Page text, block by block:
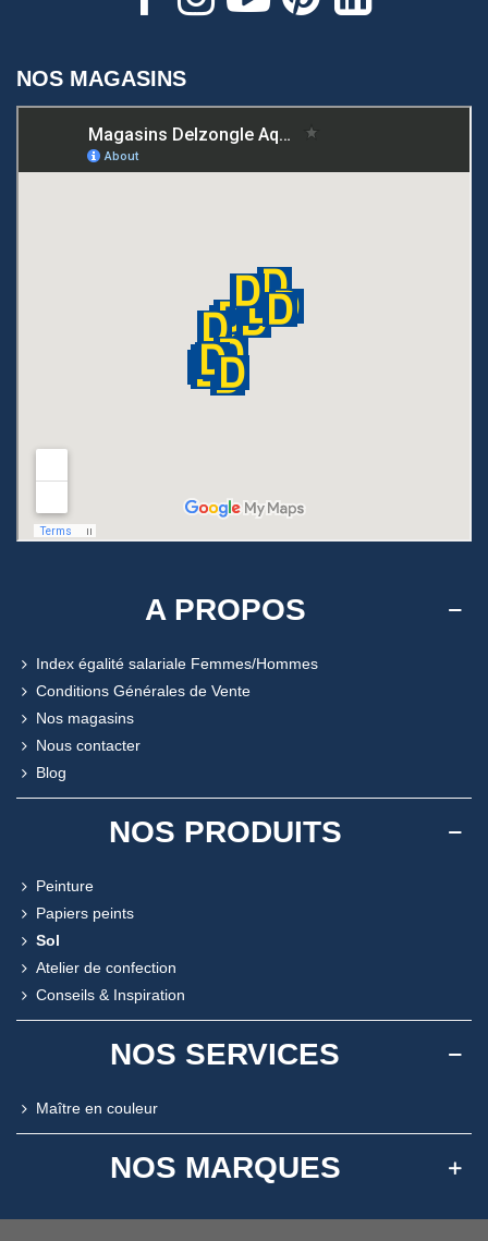
NOS MAGASINS
A PROPOS
Index égalité salariale Femmes/Hommes
Conditions Générales de Vente
Nos magasins
Nous contacter
Blog
NOS PRODUITS
Peinture
Papiers peints
Sol
Atelier de confection
Conseils & Inspiration
NOS SERVICES
Maître en couleur
NOS MARQUES